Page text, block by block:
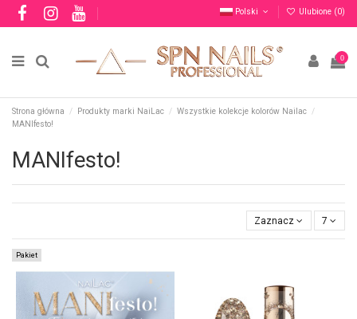
Polski Ulubione (0)
0
Strona główna Produkty marki NaiLac
Wszystkie kolekcje kolorów Nailac
MANIfesto!
MANIfesto!
Zaznacz 7
Pakiet